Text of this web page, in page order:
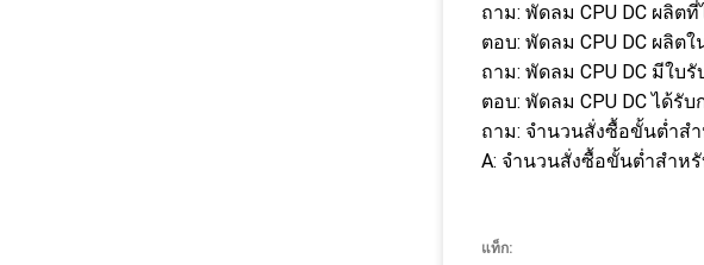
ถาม: พัดลม CPU DC ผลิต
ตอบ: พัดลม CPU DC ผลิต
ถาม: พัดลม CPU DC มีใบรั
ตอบ: พัดลม CPU DC ได้รับ
ถาม: จำนวนสั่งซื้อขั้นต่ำสำ
A: จำนวนสั่งซื้อขั้นต่ำสำห
แท็ก: